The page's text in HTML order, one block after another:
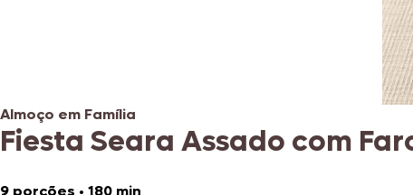
Almoço em Família
Fiesta Seara Assado com
9 porções • 180 min